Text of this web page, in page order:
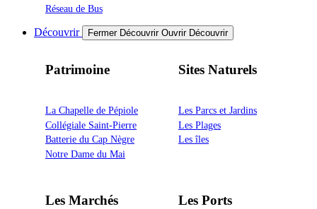
Réseau de Bus
Découvrir Fermer Découvrir Ouvrir Découvrir
Patrimoine
La Chapelle de Pépiole
Collégiale Saint-Pierre
Batterie du Cap Nègre
Notre Dame du Mai
Sites Naturels
Les Parcs et Jardins
Les Plages
Les îles
Les Marchés Les Ports